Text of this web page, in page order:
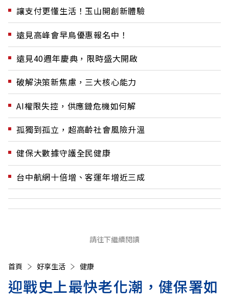
讓支付更懂生活！玉山開創新體驗
遠見高峰會早鳥優惠報名中！
遠見40週年慶典，限時盛大開啟
破解決策新焦慮，三大核心能力
AI權限失控，供應鏈危機如何解
孤獨到孤立，超高齡社會風險升溫
健保大數據守護全民健康
台中航網十倍增、客運年增近三成
請往下繼續閱讀
首頁 好享生活 健康
迎戰史上最快老化潮，健保署如